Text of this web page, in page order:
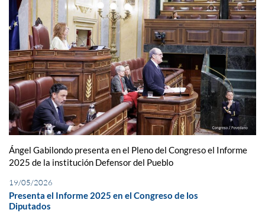
Ángel Gabilondo presenta en el Pleno del Congreso el Informe
2025 de la institución Defensor del Pueblo
19/05/2026
Presenta el Informe 2025 en el Congreso de los
Diputados